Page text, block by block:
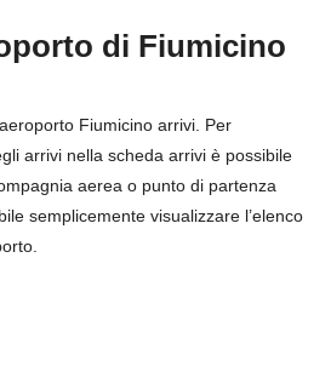
di Fiumicino
Fiumicino arrivi. Per
arrivi nella scheda arrivi è possibile
aerea o punto di partenza
semplicemente visualizzare l’elenco